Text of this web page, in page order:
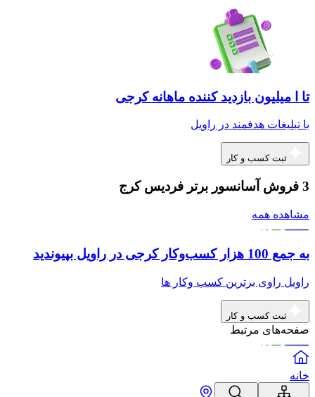
تا ا میلیون بازدید کننده ماهانه کرجی
با تبلیغات هدفمند در راویل
ثبت کسب و کار
3 فروش آسانسور برتر فردیس کرج
مشاهده همه
به جمع 100 هزار کسب‌وکار کرجی در راویل بپیوندید
راویل راوی برترین کسب وکار ها
ثبت کسب و کار
صفحه‌های مرتبط
خانه